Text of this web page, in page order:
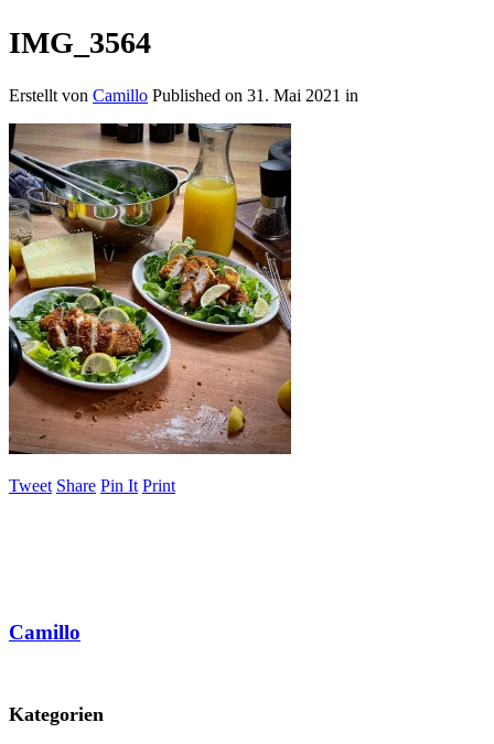
IMG_3564
Erstellt von Camillo Published on 31. Mai 2021 in
Tweet Share Pin It Print
Camillo
Kategorien